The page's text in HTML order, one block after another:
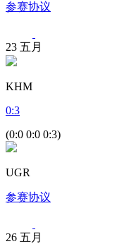
参赛协议
23 五月
KHM
0:3
(0:0 0:0 0:3)
UGR
参赛协议
26 五月